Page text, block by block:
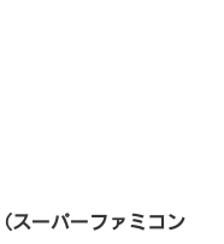
スーパーファミコン